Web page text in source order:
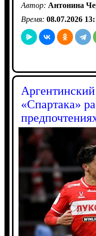
Автор: Антонина
Время: 08.07.2026
«Спартака»